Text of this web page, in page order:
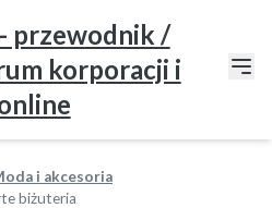
przewodnik /
korporacji i
i akcesoria
biżuteria